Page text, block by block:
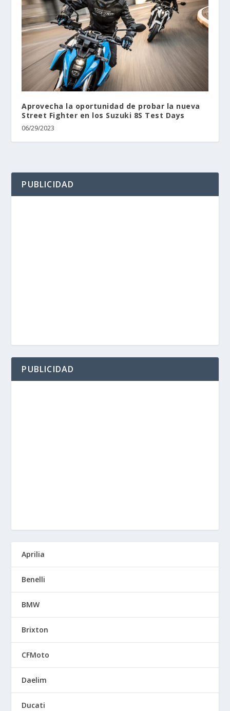
Aprovecha la oportunidad de probar la nueva
Street Fighter en los Suzuki 8S Test Days
06/29/2023
PUBLICIDAD
PUBLICIDAD
Aprilia
Benelli
BMW
Brixton
CFMoto
Daelim
Ducati